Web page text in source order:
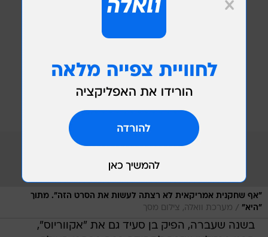
"אף שחקנית אמריקאית לא רצתה לעשות את הסרט הזה". מתוך
"היא" / מערכת וואלה, צילום מסך
בשנה שעברה, הפיק בן סעיד גם את "אקווריוס",